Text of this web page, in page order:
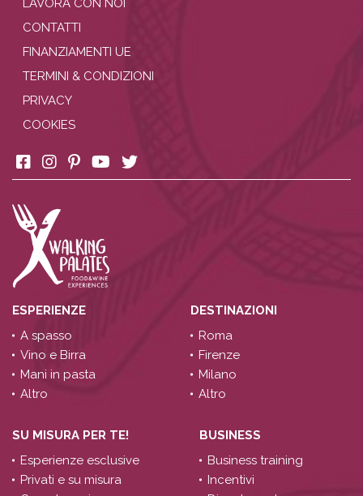
LAVORA CON NOI
CONTATTI
FINANZIAMENTI UE
TERMINI & CONDIZIONI
PRIVACY
COOKIES
ESPERIENZE
A spasso
Vino e Birra
Mani in pasta
Altro
DESTINAZIONI
Roma
Firenze
Milano
Altro
SU MISURA PER TE!
Esperienze esclusive
Privati e su misura
BUSINESS
Business training
Incentivi